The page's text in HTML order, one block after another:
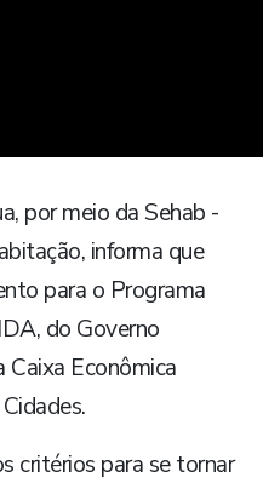
por meio da Sehab -
informa que
para o Programa
do Governo
Caixa Econômica
critérios para se tornar